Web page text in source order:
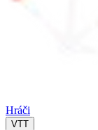
Hráči
VTT